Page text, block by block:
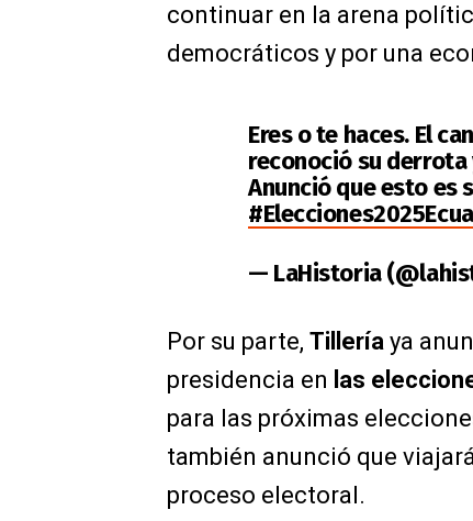
continuar en la arena
democráticos y por una
Eres o te haces. El
reconoció su
Anunció que esto es
— LaHistoria
Por su parte, Tillería ya
presidencia en las
para las próximas
también anunció que
proceso electoral.